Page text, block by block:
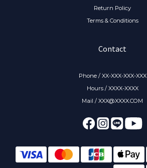
Return Policy
Terms & Conditions
Contact
Phone / XX-XXX-XXX-XXX
Hours / XXXX-XXXX
Mail / XXX@XXXX.COM